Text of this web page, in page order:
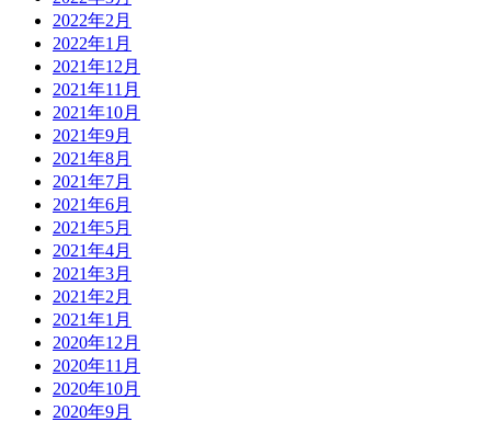
2022年2月
2022年1月
2021年12月
2021年11月
2021年10月
2021年9月
2021年8月
2021年7月
2021年6月
2021年5月
2021年4月
2021年3月
2021年2月
2021年1月
2020年12月
2020年11月
2020年10月
2020年9月